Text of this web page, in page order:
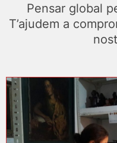
Pensar global
T’ajudem a